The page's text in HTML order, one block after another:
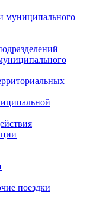
муниципального
поездки